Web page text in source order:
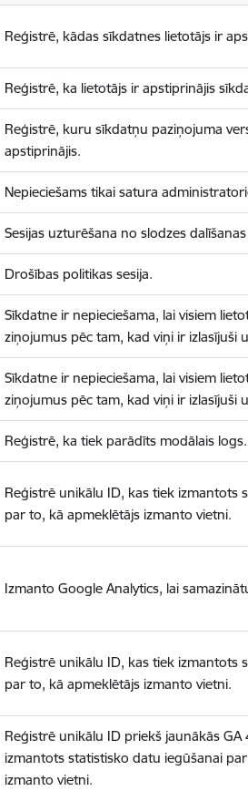
Reģistrē, kādas sīkdatnes lietotājs ir
Reģistrē, ka lietotājs ir apstiprinājis
Reģistrē, kuru sīkdatņu paziņojuma
apstiprinājis.
Nepieciešams tikai satura
Sesijas uzturēšana no slodzes
Drošības politikas sesija.
Sīkdatne ir nepieciešama, lai visiem
ziņojumus pēc tam, kad viņi ir izlasījuši
Sīkdatne ir nepieciešama, lai visiem
ziņojumus pēc tam, kad viņi ir izlasījuši
Reģistrē, ka tiek parādīts modālais logs.
Reģistrē unikālu ID, kas tiek izmantots
par to, kā apmeklētājs izmanto vietni.
Izmanto Google Analytics, lai
Reģistrē unikālu ID, kas tiek izmantots
par to, kā apmeklētājs izmanto vietni.
Reģistrē unikālu ID priekš jaunākās GA
izmantots statistisko datu iegūšanai
izmanto vietni.